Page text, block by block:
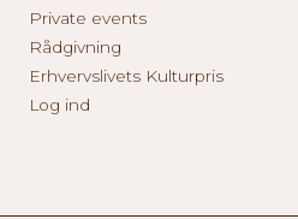
Private events
Rådgivning
Erhvervslivets Kulturpris
Log ind